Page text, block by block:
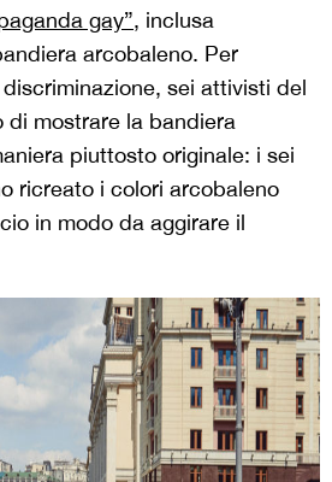
gay”, inclusa
arcobaleno. Per
sei attivisti del
di mostrare la bandiera
piuttosto originale: i sei
ricreato i colori arcobaleno
in modo da aggirare il